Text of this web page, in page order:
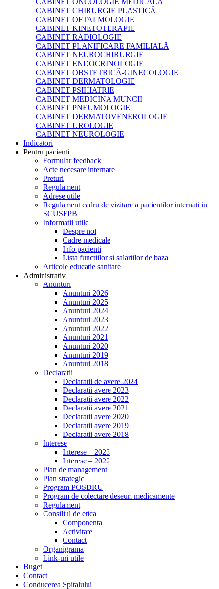
CABINET ONCOLOGIE MEDICALĂ
CABINET CHIRURGIE PLASTICĂ
CABINET OFTALMOLOGIE
CABINET KINETOTERAPIE
CABINET RADIOLOGIE
CABINET PLANIFICARE FAMILIALĂ
CABINET NEUROCHIRURGIE
CABINET ENDOCRINOLOGIE
CABINET OBSTETRICĂ-GINECOLOGIE
CABINET DERMATOLOGIE
CABINET PSIHIATRIE
CABINET MEDICINA MUNCII
CABINET PNEUMOLOGIE
CABINET DERMATOVENEROLOGIE
CABINET UROLOGIE
CABINET NEUROLOGIE
Indicatori
Pentru pacienti
Formular feedback
Acte necesare internare
Preturi
Regulament
Adrese utile
Regulament cadru de vizitare a pacientilor internati in
SCUSFPB
Informatii utile
Despre noi
Cadre medicale
Info pacienti
Lista functiilor si salariilor de baza
Articole educatie sanitare
Administrativ
Anunturi
Anunturi 2026
Anunturi 2025
Anunturi 2024
Anunturi 2023
Anunturi 2022
Anunturi 2021
Anunturi 2020
Anunturi 2019
Anunturi 2018
Declaratii
Declaratii de avere 2024
Declaratii avere 2023
Declaratii avere 2022
Declaratii avere 2021
Declaratii avere 2020
Declaratii avere 2019
Declaratii avere 2018
Interese
Interese – 2023
Interese – 2022
Plan de management
Plan strategic
Program POSDRU
Program de colectare deseuri medicamente
Regulament
Consiliul de etica
Componenta
Activitate
Contact
Organigrama
Link-uri utile
Buget
Contact
Conducerea Spitalului